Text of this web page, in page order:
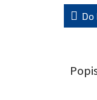
Do